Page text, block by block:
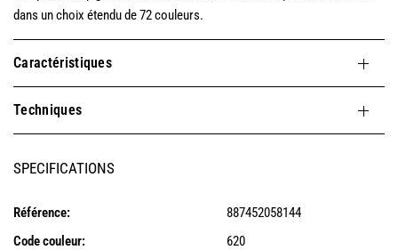
dans un choix étendu de 72 couleurs.
Caractéristiques
Techniques
SPECIFICATIONS
Référence:
887452058144
Code couleur:
620